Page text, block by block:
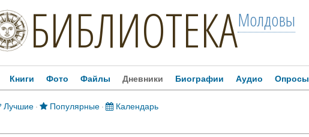
БИБЛИОТЕКАМолдовы
Книги Фото Файлы Дневники Биографии Аудио Опросы
Лучшие · Популярные · Календарь